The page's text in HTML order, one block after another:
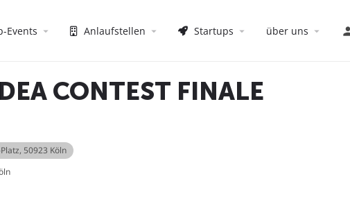
Events Anlaufstellen Startups über uns
CONTEST FINALE
50923 Köln